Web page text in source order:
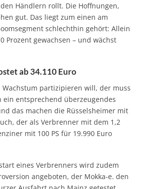
Händlern rollt. Die Hoffnungen,
gut. Das liegt zum einen am
schlechthin gehört: Allein
Prozent gewachsen – und wächst
ab 34.110 Euro
Wachstum partizipieren will, der muss
ein entsprechend überzeugendes
das machen die Rüsselsheimer mit
der als Verbrenner mit dem 1,2
mit 100 PS für 19.990 Euro
eines Verbrenners wird zudem
angeboten, der Mokka-e. den